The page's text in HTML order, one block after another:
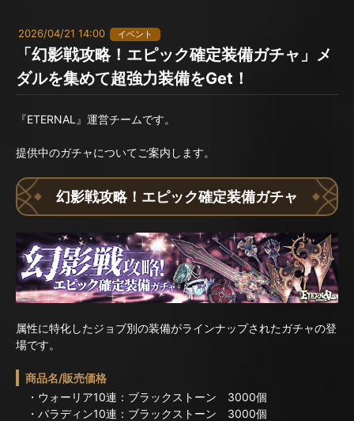
2026/04/21 14:00 イベント
「幻影戦攻略！エピック確定装備ガチャ」メ
ダルを集めて超強力装備をGet！
『ETERNAL』運営チームです。
提供中のガチャについてご案内します。
幻影戦攻略！エピック確定装備ガチャ
属性に特化したジョブ別の装備がラインナップされたガチャの登
場です。
商品名/販売価格
・ウォーリア10連：ブラックストーン 3000個
・パラディン10連：ブラックストーン 3000個